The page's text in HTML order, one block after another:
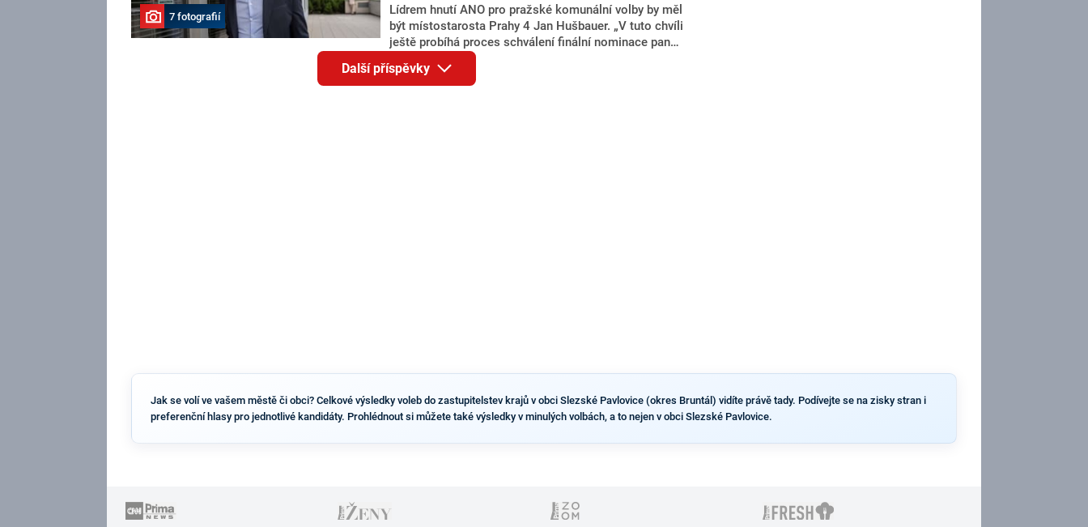
7 fotografií
Lídrem hnutí ANO pro pražské komunální volby by měl
být místostarosta Prahy 4 Jan Hušbauer. „V tuto chvíli
ještě probíhá proces schválení finální nominace pana
Jana Hušbauera Výborem hnutí ANO,“ uvedl pro
redakci místopředseda pražského ANO Martin
Benkovič. O Hušbauerovi se spekulovalo jako o
Další příspěvky
Jak se volí ve vašem městě či obci? Celkové výsledky voleb do zastupitelstev krajů v obci Slezské Pavlovice (okres Bruntál) vidíte právě tady. Podívejte se na zisky stran i
preferenční hlasy pro jednotlivé kandidáty. Prohlédnout si můžete také výsledky v minulých volbách, a to nejen v obci Slezské Pavlovice.